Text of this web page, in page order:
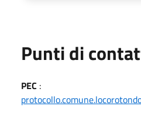
Punti di
PEC :